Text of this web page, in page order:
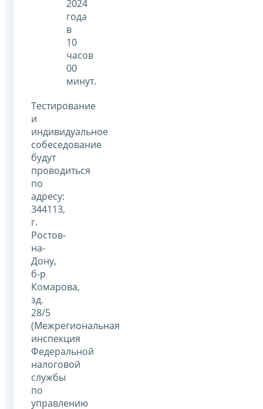
2024
года
в
10
часов
00
минут.
Тестирование
и
индивидуальное
собеседование
будут
проводиться
по
адресу:
344113,
г.
Ростов-
на-
Дону,
б-р
Комарова,
зд.
28/5
(Межрегиональная
инспекция
Федеральной
налоговой
службы
по
управлению